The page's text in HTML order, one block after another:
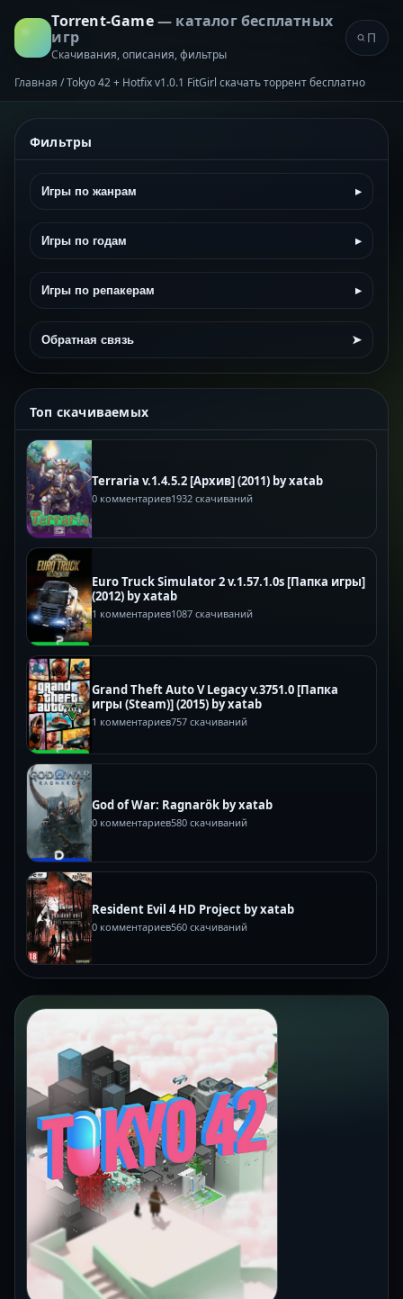
Torrent-Game— каталог бесплатных
игр
Скачивания, описания, фильтры
Главная /Tokyo 42 + Hotfix v1.0.1 FitGirl скачать торрент бесплатно
Фильтры
Игры по жанрам ▸
Игры по годам ▸
Игры по репакерам ▸
Обратная связь ➤
Топ скачиваемых
Terraria v.1.4.5.2 [Архив] (2011) by xatab
0 комментариев1932 скачиваний
Euro Truck Simulator 2 v.1.57.1.0s [Папка игры]
(2012) by xatab
1 комментариев1087 скачиваний
Grand Theft Auto V Legacy v.3751.0 [Папка
игры (Steam)] (2015) by xatab
1 комментариев757 скачиваний
God of War: Ragnarök by xatab
0 комментариев580 скачиваний
Resident Evil 4 HD Project by xatab
0 комментариев560 скачиваний